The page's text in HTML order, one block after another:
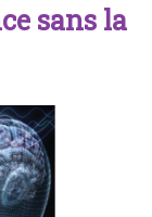
sans la